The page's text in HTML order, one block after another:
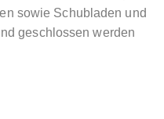
sowie Schubladen und
geschlossen werden